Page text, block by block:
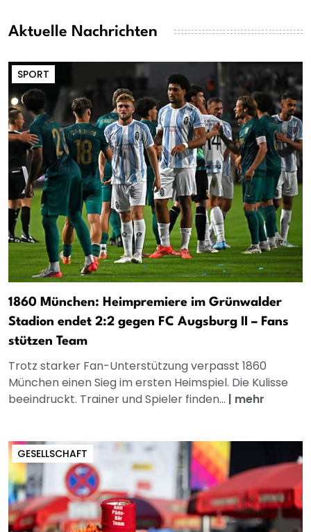
Aktuelle Nachrichten
SPORT
1860 München: Heimpremiere im Grünwalder
Stadion endet 2:2 gegen FC Augsburg II – Fans
stützen Team
Trotz starker Fan-Unterstützung verpasst 1860
München einen Sieg im ersten Heimspiel. Die Kulisse
beeindruckt. Trainer und Spieler finden... | mehr
GESELLSCHAFT